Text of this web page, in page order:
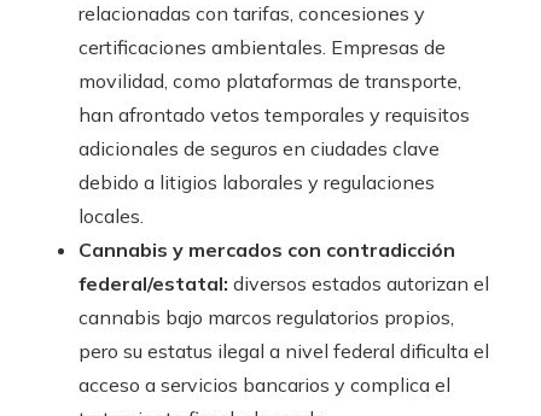
relacionadas con tarifas, concesiones y
certificaciones ambientales. Empresas de
movilidad, como plataformas de transporte,
han afrontado vetos temporales y requisitos
adicionales de seguros en ciudades clave
debido a litigios laborales y regulaciones
locales.
Cannabis y mercados con contradicción
federal/estatal: diversos estados autorizan el
cannabis bajo marcos regulatorios propios,
pero su estatus ilegal a nivel federal dificulta el
acceso a servicios bancarios y complica el